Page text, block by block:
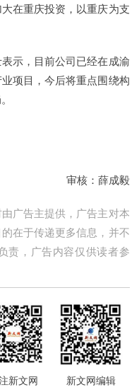
在重庆投资，以重庆为支
示，目前公司已经在成渝
项目，今后将重点围绕构
审核：薛成毅
广告主提供，广告主对本
在于传递更多信息，并不
责，广告内容仅供读者参
新文网
新文网编辑